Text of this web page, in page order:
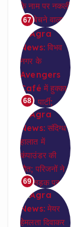
67
68
69